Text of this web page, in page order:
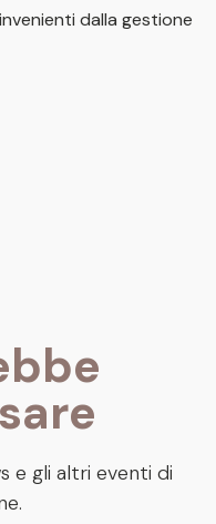
dalla gestione
e gli altri eventi di